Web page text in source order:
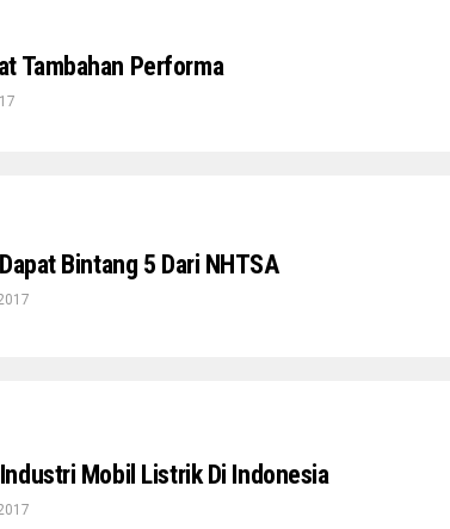
Tambahan Performa
Bintang 5 Dari NHTSA
Mobil Listrik Di Indonesia